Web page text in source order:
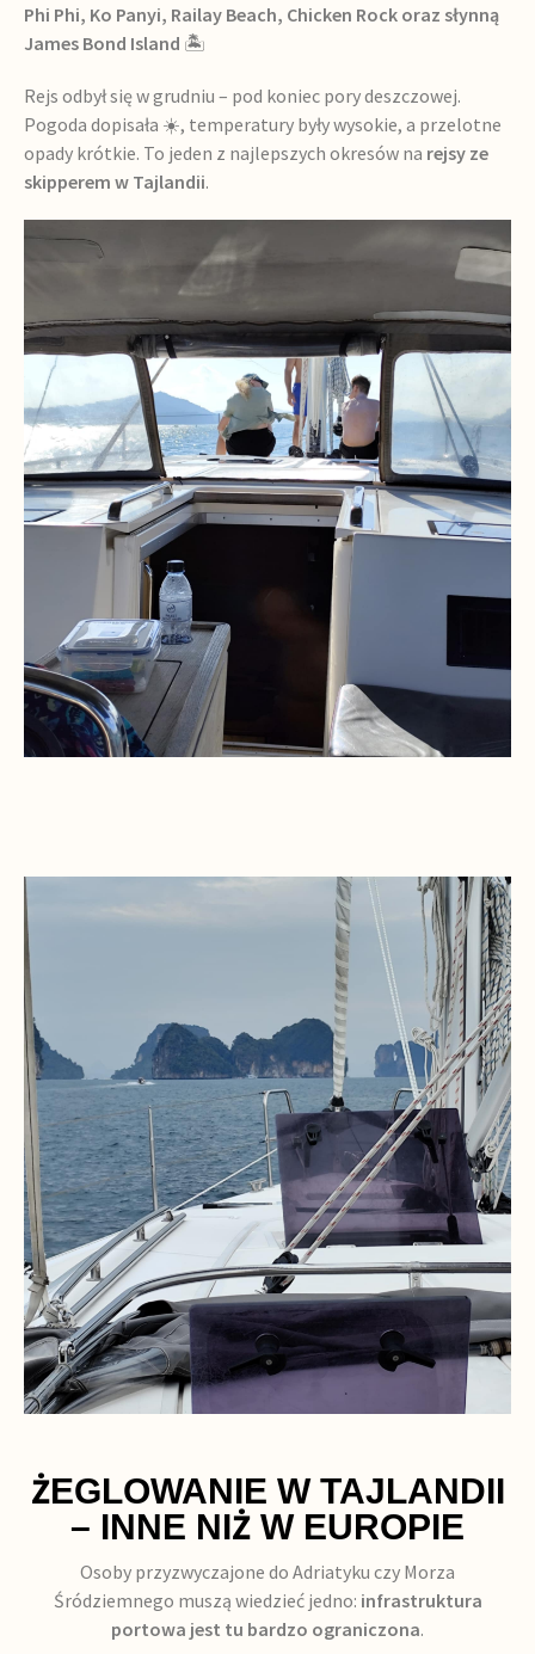
Phi Phi, Ko Panyi, Railay Beach, Chicken Rock oraz słynną
James Bond Island 🏝️
Rejs odbył się w grudniu – pod koniec pory deszczowej.
Pogoda dopisała ☀️, temperatury były wysokie, a przelotne
opady krótkie. To jeden z najlepszych okresów na rejsy ze
skipperem w Tajlandii.
ŻEGLOWANIE W TAJLANDII
– INNE NIŻ W EUROPIE
Osoby przyzwyczajone do Adriatyku czy Morza
Śródziemnego muszą wiedzieć jedno: infrastruktura
portowa jest tu bardzo ograniczona.